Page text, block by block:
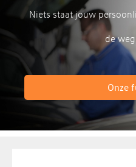
Niets staat jouw
de
Onze